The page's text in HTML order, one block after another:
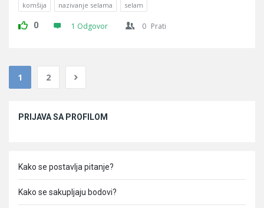
komšija nazivanje selama selam
0 1 Odgovor 0 Prati
1 2
PRIJAVA SA PROFILOM
Kako se postavlja pitanje?
Kako se sakupljaju bodovi?